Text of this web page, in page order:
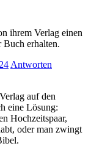
ihrem Verlag einen
Buch erhalten.
Antworten
auf den
eine Lösung:
Hochzeitspaar,
oder man zwingt